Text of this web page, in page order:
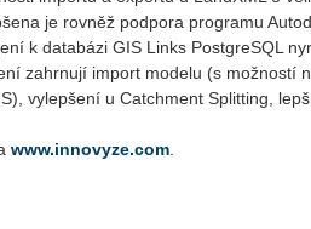
je rovněž podpora programu
k databázi GIS Links PostgreSQL
zahrnují import modelu (s možností
vylepšení u Catchment Splitting,
www.innovyze.com